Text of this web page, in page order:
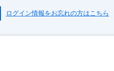
ログイン情報をお忘れの方はこちら